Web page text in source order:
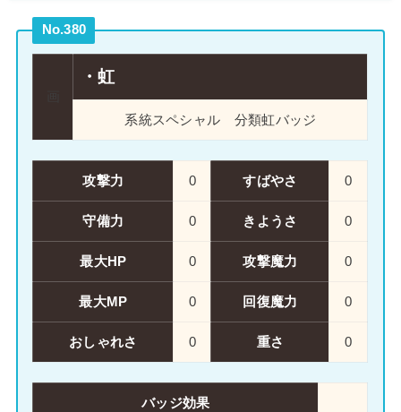
No.380
・虹
系統スペシャル 分類虹バッジ
攻撃力 0 すばやさ 0
守備力 0 きようさ 0
最大HP 0 攻撃魔力 0
最大MP 0 回復魔力 0
おしゃれさ 0 重さ 0
バッジ効果